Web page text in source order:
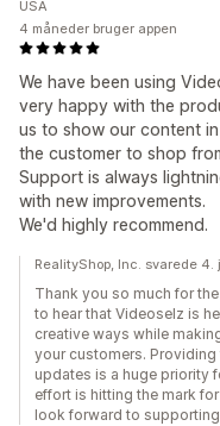
We have been using
very happy with the
us to show our content
the customer to shop
Support is always
with new improvements.
We'd highly recommend.
USA
4 måneder bruger appen
RealityShop, Inc. svarede
Thank you so much for
to hear that Videoselz is
creative ways while
your customers.
updates is a huge priority
effort is hitting the mark
look forward to